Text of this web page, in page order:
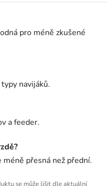
pro méně zkušené
navijáků.
a feeder.
přesná než přední.
se může lišit dle aktuální